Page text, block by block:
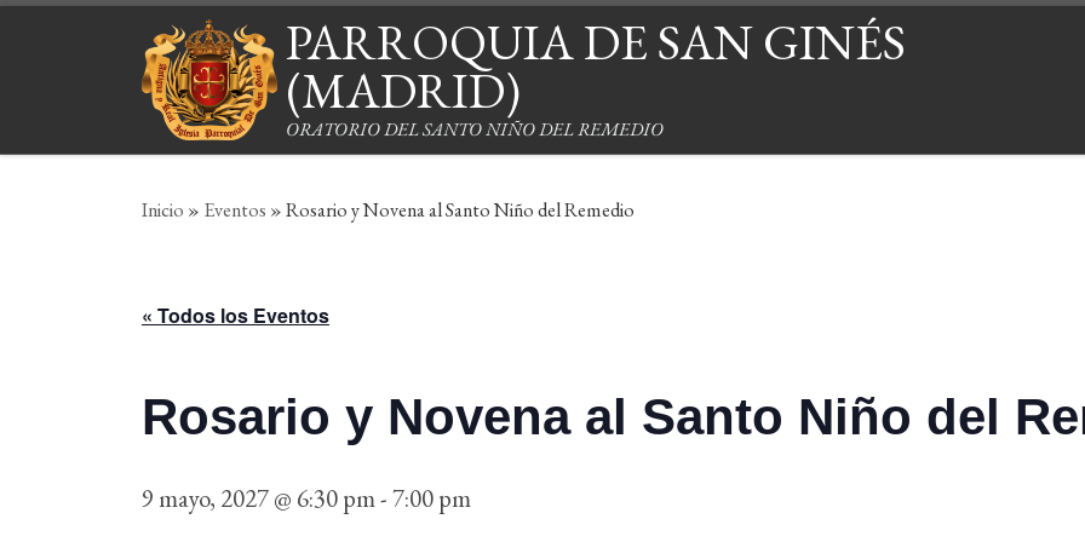
Saltar al contenido PARROQUIA DE SAN GINÉS
(MADRID)
ORATORIO DEL SANTO NIÑO DEL REMEDIO
Inicio » Eventos »Rosario y Novena al Santo Niño del Remedio
« Todos los Eventos
Rosario y Novena al Santo Niño del
9 mayo, 2027 @ 6:30 pm-7:00 pm